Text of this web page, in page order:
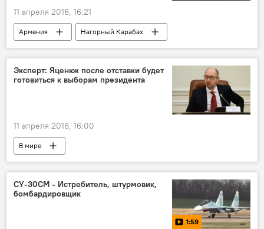
11 апреля 2016, 16:21
Армения Нагорный Карабах
Эксперт: Яценюк после отставки будет
готовиться к выборам президента
11 апреля 2016, 16:00
В мире
СУ-30СМ - Истребитель, штурмовик,
бомбардировщик
1:59